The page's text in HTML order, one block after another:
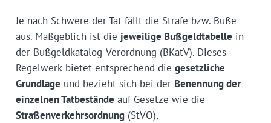
Je nach Schwere der Tat fällt die Strafe bzw. Buße
aus. Maßgeblich ist die jeweilige Bußgeldtabelle in
der Bußgeldkatalog-Verordnung (BKatV). Dieses
Regelwerk bietet entsprechend die gesetzliche
Grundlage und bezieht sich bei der Benennung der
einzelnen Tatbestände auf Gesetze wie die
Straßenverkehrsordnung(StVO),